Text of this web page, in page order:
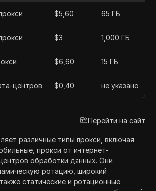
$5,60 65 ГБ
$3 1,000 ГБ
$6,60 15 ГБ
центров $0,40 не указано
Перейти на сайт
различные типы прокси, включая
прокси от интернет-
обработки данных. Они
ротацию, широкий
статические и ротационные